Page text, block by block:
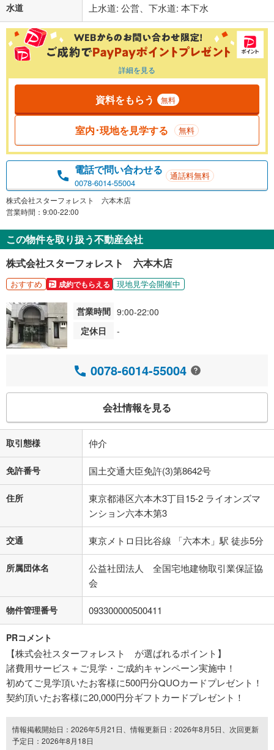
水道 上水道: 公営、下水道: 本下水
詳細を見る
資料をもらう 無料
室内･現地を見学する 無料
電話で問い合わせる
0078-6014-55004
通話料無料
株式会社スターフォレスト 六本木店
営業時間：9:00-22:00
この物件を取り扱う不動産会社
株式会社スターフォレスト 六本木店
おすすめ 成約でもらえる 現地見学会開催中
営業時間 9:00-22:00
定休日
-
0078-6014-55004
会社情報を見る
取引態様 仲介
免許番号 国土交通大臣免許(3)第8642号
住所
東京都港区六本木3丁目15-2 ライオンズマ
ンション六本木第3
交通 東京メトロ日比谷線 「六本木」駅 徒歩5分
所属団体名
公益社団法人 全国宅地建物取引業保証協
会
物件管理番号 093300000500411
PRコメント
【株式会社スターフォレスト が選ばれるポイント】
諸費用サービス＋ご見学・ご成約キャンペーン実施中！
初めてご見学頂いたお客様に500円分QUOカードプレゼント！
契約頂いたお客様に20,000円分ギフトカードプレゼント！
情報掲載開始日：2026年5月21日、情報更新日：2026年8月5日、次回更新
予定日：2026年8月18日